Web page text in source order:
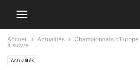
Accueil Actualités
Championnats
à suivre
Actualités